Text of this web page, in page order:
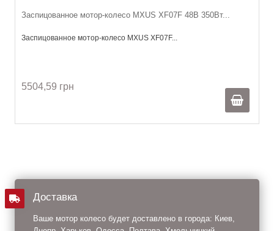
Заспицованное мотор-колесо MXUS XF07F 48В 350Вт...
Заспицованное мотор-колесо MXUS XF07F...
5504,59 грн
Доставка
Ваше мотор колесо будет доставлено в города: Киев,